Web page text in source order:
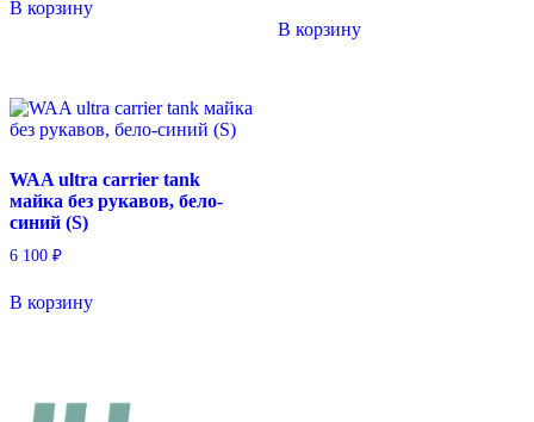
В корзину
В корзину
WAA ultra carrier tank
майка без рукавов, бело-
синий (S)
6 100 ₽
В корзину